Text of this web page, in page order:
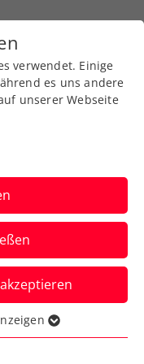
das
U14
verwendet. Einige
es uns andere
unserer Webseite